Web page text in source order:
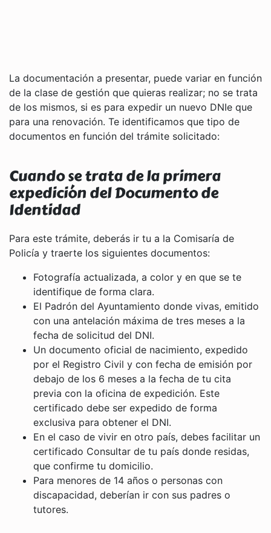
La documentación a presentar, puede variar en función
de la clase de gestión que quieras realizar; no se trata
de los mismos, si es para expedir un nuevo DNIe que
para una renovación. Te identificamos que tipo de
documentos en función del trámite solicitado:
Cuando se trata de la primera
expedición del Documento de
Identidad
Para este trámite, deberás ir tu a la Comisaría de
Policía y traerte los siguientes documentos:
Fotografía actualizada, a color y en que se te
identifique de forma clara.
El Padrón del Ayuntamiento donde vivas, emitido
con una antelación máxima de tres meses a la
fecha de solicitud del DNI.
Un documento oficial de nacimiento, expedido
por el Registro Civil y con fecha de emisión por
debajo de los 6 meses a la fecha de tu cita
previa con la oficina de expedición. Este
certificado debe ser expedido de forma
exclusiva para obtener el DNI.
En el caso de vivir en otro país, debes facilitar un
certificado Consultar de tu país donde residas,
que confirme tu domicilio.
Para menores de 14 años o personas con
discapacidad, deberían ir con sus padres o
tutores.